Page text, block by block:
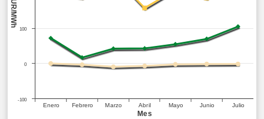
Mes
EUR/MWh
Enero Febrero Marzo Abril Mayo Junio Julio
0
100
-100